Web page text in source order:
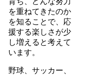
を重ねてきたのか
を知ることで、応
援する楽しさが少
し増えると考えて
います。
野球、サッカー、